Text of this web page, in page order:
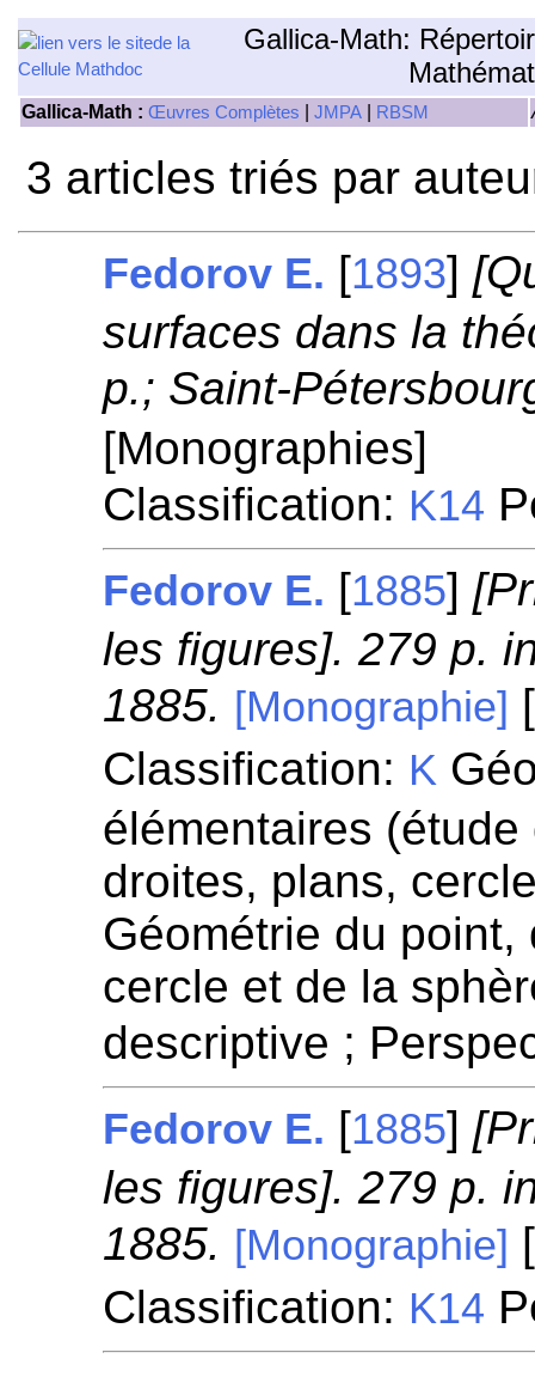
Gallica-Math:
Gallica-Math : Œuvres Complètes JMPA RBSM
3 articles triés par
Fedorov E. [1893]
surfaces dans la
p.; Saint-
[Monographies]
Classification: K14
Fedorov E. [1885]
les figures]. 279 p.
1885. [Monographie]
Classification: K
élémentaires
droites, plans,
Géométrie du
cercle et de la
descriptive ;
Fedorov E. [1885]
les figures]. 279 p.
1885. [Monographie]
Classification: K14